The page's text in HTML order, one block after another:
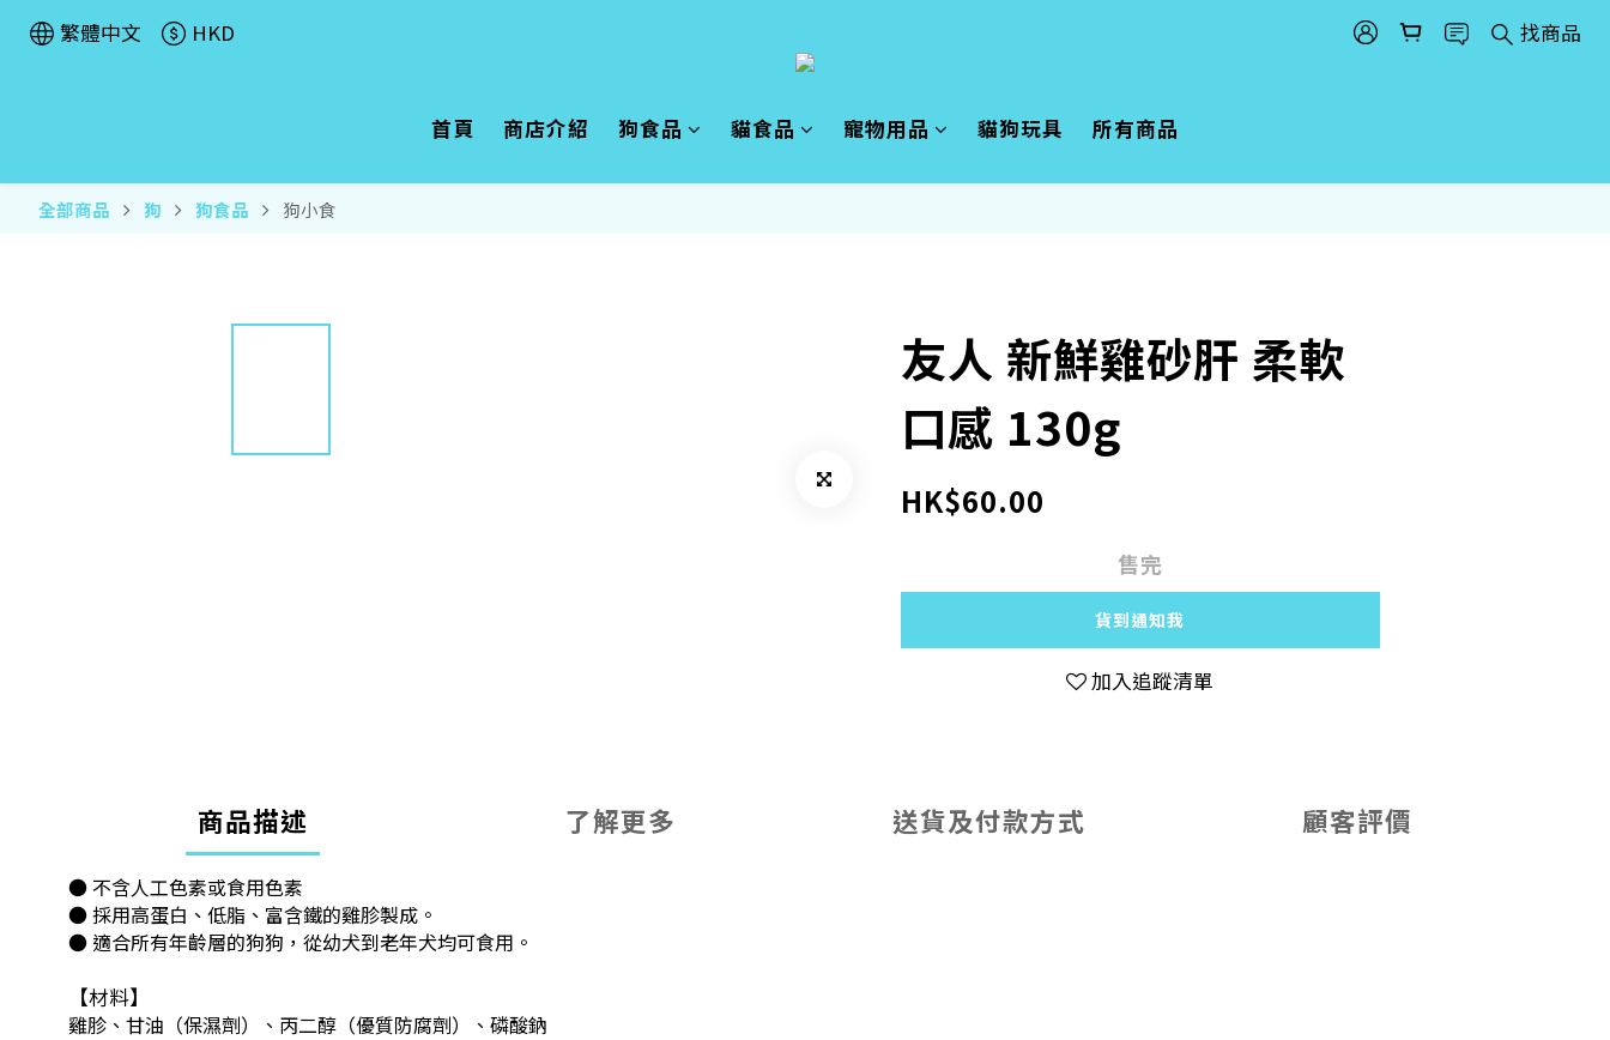
繁體中文 HKD 找商品
首頁 商店介紹 狗食品 貓食品 寵物用品 貓狗玩具 所有商品
全部商品 狗 狗食品 狗小食
友人 新鮮雞砂肝 柔軟
口感 130g
HK$60.00
售完
貨到通知我
加入追蹤清單
商品描述 了解更多 送貨及付款方式 顧客評價
● 不含人工色素或食用色素
● 採用高蛋白、低脂、富含鐵的雞胗製成。
● 適合所有年齡層的狗狗，從幼犬到老年犬均可食用。
【材料】
雞胗、甘油（保濕劑）、丙二醇（優質防腐劑）、磷酸鈉